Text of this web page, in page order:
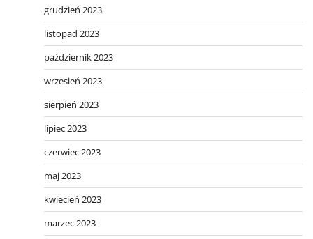
grudzień 2023
listopad 2023
październik 2023
wrzesień 2023
sierpień 2023
lipiec 2023
czerwiec 2023
maj 2023
kwiecień 2023
marzec 2023